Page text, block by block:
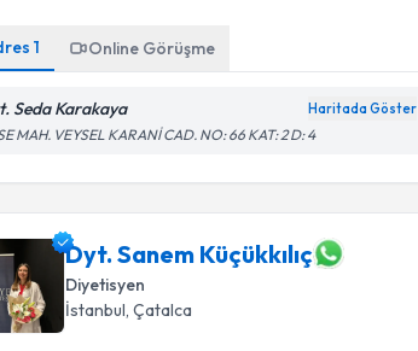
1 Online Görüşme
Seda Karakaya Haritada Göster
MAH. VEYSEL KARANİ CAD. NO: 66 KAT: 2 D: 4
Dyt. Sanem Küçükkılıç
Diyetisyen
İstanbul, Çatalca